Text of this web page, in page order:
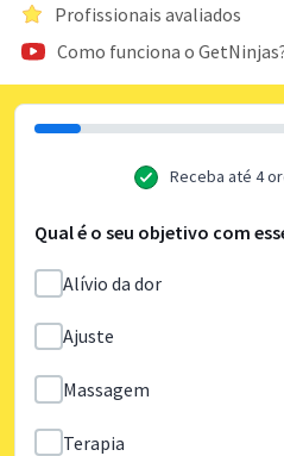
Profissionais avaliados
Como funciona o
Receba até 4
Qual é o seu objetivo com
Alívio da dor
Ajuste
Massagem
Terapia